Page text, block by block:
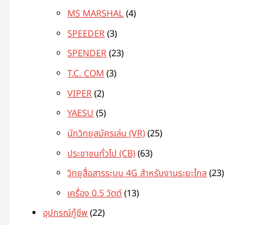
MS MARSHAL 4
SPEEDER 3
SPENDER 23
T.C. COM 3
VIPER 2
YAESU 5
นักวิทยุสมัครเล่น (VR) 25
ประชาชนทั่วไป (CB) 63
วิทยุสื่อสารระบบ 4G สำหรับงานระยะไกล 23
เครื่อง 0.5 วัตต์ 13
อุปกรณ์กู้ชีพ 22